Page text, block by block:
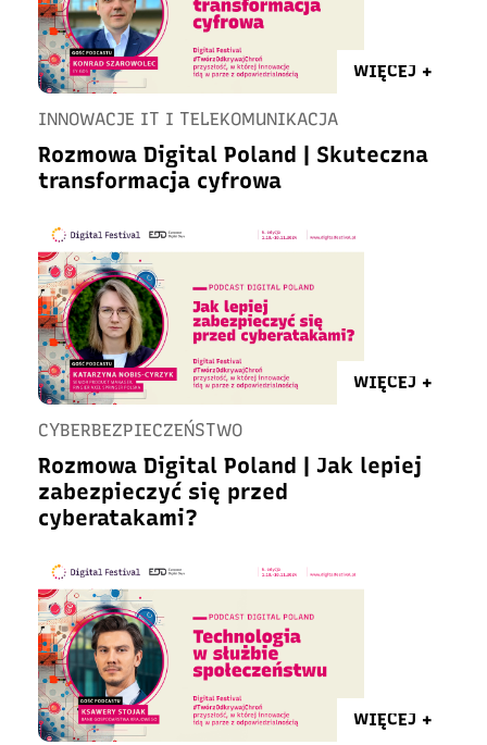
WIĘCEJ +
INNOWACJE IT I TELEKOMUNIKACJA
Rozmowa Digital Poland | Skuteczna
transformacja cyfrowa
WIĘCEJ +
CYBERBEZPIECZEŃSTWO
Rozmowa Digital Poland | Jak lepiej
zabezpieczyć się przed
cyberatakami?
WIĘCEJ +